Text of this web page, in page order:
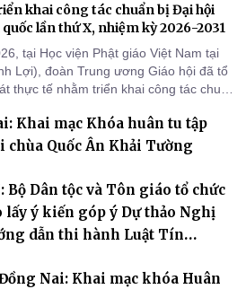
khai công tác chuẩn bị Đại hội
lần thứ X, nhiệm kỳ 2026-2031
tại Học viện Phật giáo Việt Nam tại
Lợi), đoàn Trung ương Giáo hội đã tổ
thực tế nhằm triển khai công tác chuẩn
Khai mạc Khóa huân tu tập
chùa Quốc Ân Khải Tường
Bộ Dân tộc và Tôn giáo tổ chức
lấy ý kiến góp ý Dự thảo Nghị
dẫn thi hành Luật Tín
Nai: Khai mạc khóa Huân